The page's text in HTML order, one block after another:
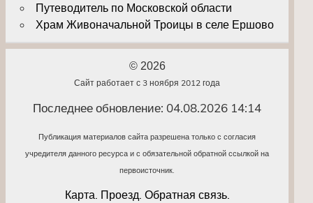
Путеводитель по Московской области
Храм Живоначальной Троицы в селе Ершово
© 2026
Сайт работает с 3 ноября 2012 года
Последнее обновление: 04.08.2026 14:14
Публикация материалов сайта разрешена только с согласия
учредителя данного ресурса и с обязательной обратной ссылкой на
первоисточник.
Карта. Проезд. Обратная связь.